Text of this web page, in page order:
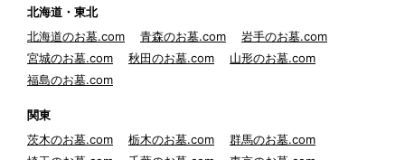
北海道・東北
北海道のお墓.com
青森のお墓.com
岩手のお墓.com
宮城のお墓.com
秋田のお墓.com
山形のお墓.com
福島のお墓.com
関東
茨木のお墓.com
栃木のお墓.com
群馬のお墓.com